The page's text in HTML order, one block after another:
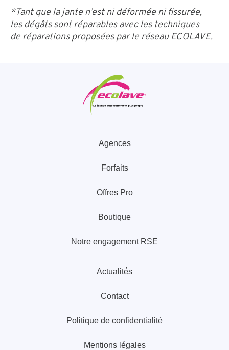
*Tant que la jante n’est ni déformée ni fissurée,
les dégâts sont réparables avec les techniques
de réparations proposées par le réseau ECOLAVE.
Agences
Forfaits
Offres Pro
Boutique
Notre engagement RSE
Actualités
Contact
Politique de confidentialité
Mentions légales